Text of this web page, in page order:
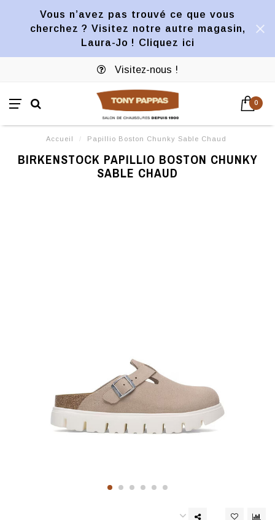
Vous n’avez pas trouvé ce que vous
cherchez ? Visitez notre autre magasin,
Laura-Jo ! Cliquez ici
Visitez-nous !
0
Accueil / Papillio Boston Chunky Sable Chaud
BIRKENSTOCK PAPILLIO BOSTON CHUNKY
SABLE CHAUD